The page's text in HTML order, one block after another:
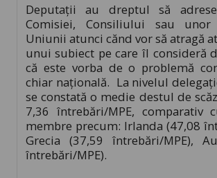
Deputaţii au dreptul să
Comisiei, Consiliului sau
Uniunii atunci cănd vor să atragă
unui subiect pe care îl consideră
că este vorba de o problemă
chiar naţională. La nivelul
se constată o medie destul de
7,36 întrebări/MPE, comparativ
membre precum: Irlanda (47,08
Grecia (37,59 întrebări/MPE),
întrebări/MPE).